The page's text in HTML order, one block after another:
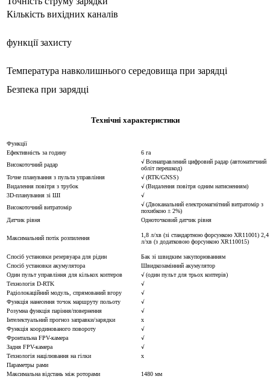
Кількість вихідних каналів
функції захисту
Температура навколишнього середовища при зарядці
Безпека при зарядці
Технічні характеристики
Функції
Ефективність за годину
6 га
Високоточний радар
√ Всенаправлений цифровий радар (автоматичний
обліт перешкод)
Точне планування з пульта управління
√ (RTK/GNSS)
Видалення повітря з трубок
√ (Видалення повітря одним натисненням)
3D-планування зі ШІ
√
Високоточний витратомір
√ (Двоканальний електромагнітний витратомір з
похибкою ± 2%)
Датчик рівня
Одноточковий датчик рівня
Максимальний потік розпилення
1,8 л/хв (зі стандартною форсункою XR11001) 2,4
л/хв (з додатковою форсункою XR110015)
Спосіб установки резервуара для рідин
Бак зі швидким закупорюванням
Спосіб установки акумулятора
Швидкозамінний акумулятор
Один пульт управління для кількох коптеров
√ (один пульт для трьох коптерів)
Технологія D-RTK
√
Радіолокаційний модуль, спрямований вгору
√
Функція нанесення точок маршруту польоту
√
Розумна функція паріння/повернення
√
Інтелектуальний прогноз заправки/зарядки
x
Функція координованого повороту
√
Фронтальна FPV-камера
√
Задня FPV-камера
√
Технологія націлювання на гілки
x
Параметры рами
Максимальна відстань між роторами
1480 мм